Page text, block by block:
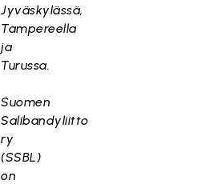
Jyväskylässä,
Tampereella
ja
Turussa.
Suomen
Salibandyliitto
ry
(SSBL)
on